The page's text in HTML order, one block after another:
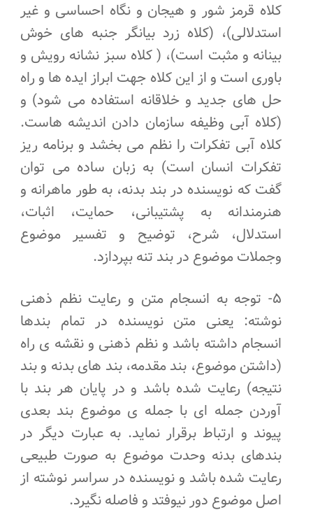
کلاه قرمز شور و هیجان و نگاه احساسی و غیر
استدلالی)، (کلاه زرد بیانگر جنبه های خوش
بینانه و مثبت است)، ( کلاه سبز نشانه رویش و
باوری است و از این کلاه جهت ابراز ایده ها و راه
حل های جدید و خلاقانه استفاده می شود) و
(کلاه آبی وظیفه سازمان دادن اندیشه هاست.
کلاه آبی تفکرات را نظم می بخشد و برنامه ریز
تفکرات انسان است) به زبان ساده می توان
گفت که نویسنده در بند بدنه، به طور ماهرانه و
هنرمندانه به پشتیبانی، حمایت، اثبات،
استدلال، شرح، توضیح و تفسیر موضوع
وجملات موضوع در بند تنه بپردازد.
۵- توجه به انسجام متن و رعایت نظم ذهنی
نوشته: یعنی متن نویسنده در تمام بندها
انسجام داشته باشد و نظم ذهنی و نقشه ی راه
(داشتن موضوع، بند مقدمه، بند های بدنه و بند
نتیجه) رعایت شده باشد و در پایان هر بند با
آوردن جمله ای با جمله ی موضوع بند بعدی
پیوند و ارتباط برقرار نماید. به عبارت دیگر در
بندهای بدنه وحدت موضوع به صورت طبیعی
رعایت شده باشد و نویسنده در سراسر نوشته از
اصل موضوع دور نیوفتد و فاصله نگیرد.